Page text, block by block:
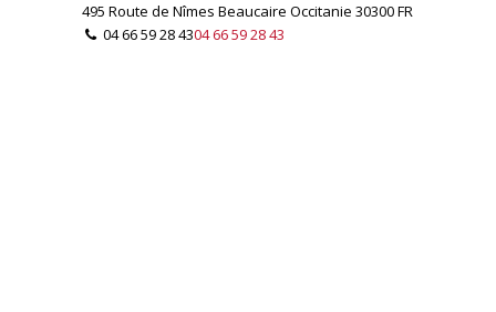
495 Route de Nîmes Beaucaire Occitanie 30300FR
04 66 59 28 4304 66 59 28 43